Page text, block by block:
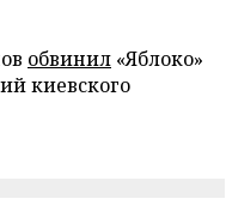
обвинил «Яблоко»
киевского